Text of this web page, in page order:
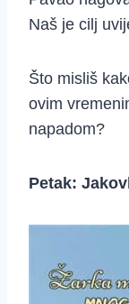
Naš je cilj
Što misliš
ovim
napadom?
Petak: